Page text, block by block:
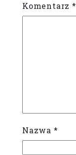
Komentarz*
Nazwa *